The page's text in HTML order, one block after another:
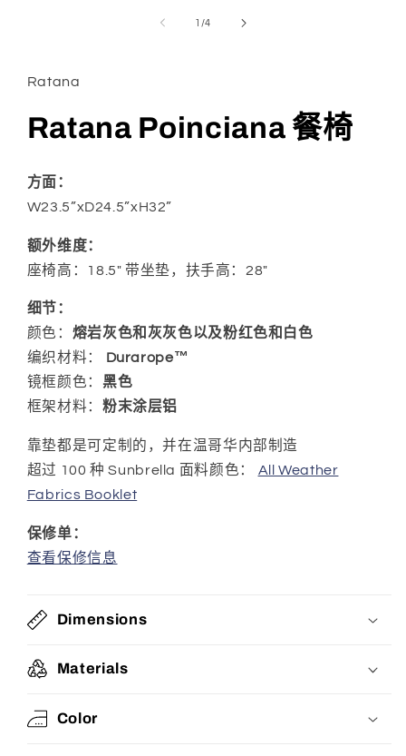
中
开
媒
件
1
1 //4
Ratana
Ratana Poinciana 餐椅
方面：
W23.5”xD24.5”xH32”
额外维度：
座椅高：18.5" 带坐垫，扶手高：28"
细节：
颜色： 熔岩灰色和灰灰色以及粉红色和白色
编织材料：
Durarope™
镜框颜色： 黑色
框架材料： 粉末涂层铝
靠垫都是可定制的，并在温哥华内部制造
超过 100 种 Sunbrella 面料颜色：
All Weather
Fabrics Booklet
保修单：
查看保修信息
Dimensions
Materials
Color